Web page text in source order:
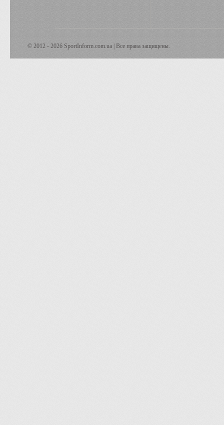
© 2012 - 2026 SportInform.com.ua | Все права защищены.